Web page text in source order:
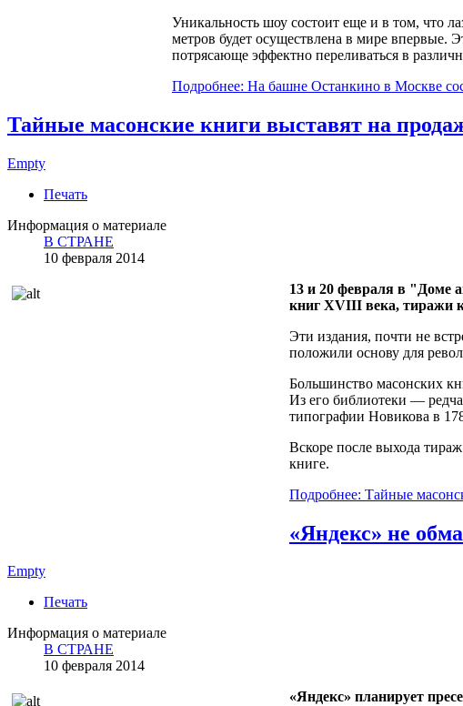
Уникальность шоу состоит еще и в том, что
метров будет осуществлена в мире впервые.
потрясающе эффектно переливаться в
Подробнее: На башне Останкино в Москве
Тайные масонские книги выставят на
Empty
Печать
Информация о материале
В СТРАНЕ
10 февраля 2014
13 и 20 февраля в "Доме
книг XVIII века, тиражи
Эти издания, почти не
положили основу для
Большинство масонских
Из его библиотеки —
типографии Новикова в
Вскоре после выхода
книге.
Подробнее: Тайные
«Яндекс» не
Empty
Печать
Информация о материале
В СТРАНЕ
10 февраля 2014
«Яндекс» планирует